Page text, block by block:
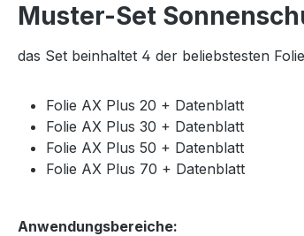
Muster-Set
das Set beinhaltet 4 der beliebstesten
Folie AX Plus 20 + Datenblatt
Folie AX Plus 30 + Datenblatt
Folie AX Plus 50 + Datenblatt
Folie AX Plus 70 + Datenblatt
Anwendungsbereiche: